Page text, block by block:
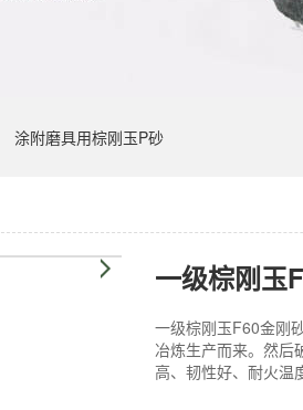
涂附磨具用棕刚玉P砂
一级棕刚玉
一级棕刚玉F60金刚
冶炼生产而来。然后
高、韧性好、耐火温